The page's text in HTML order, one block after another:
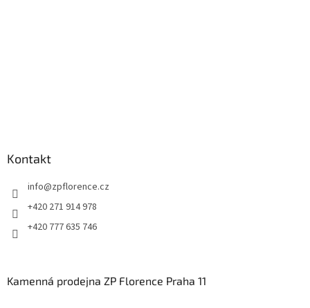
Kontakt
info@zpflorence.cz
+420 271 914 978
+420 777 635 746
Kamenná prodejna ZP Florence Praha 11